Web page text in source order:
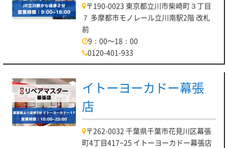
〒190-0023 東京都立川市柴崎町３丁目
７ 多摩都市モノレール立川南駅2階 改札
前
9：00～18：00
0120-401-933
イトーヨーカドー幕張
店
〒262-0032 千葉県千葉市花見川区幕張
町4丁目417−25 イトーヨーカドー幕張店